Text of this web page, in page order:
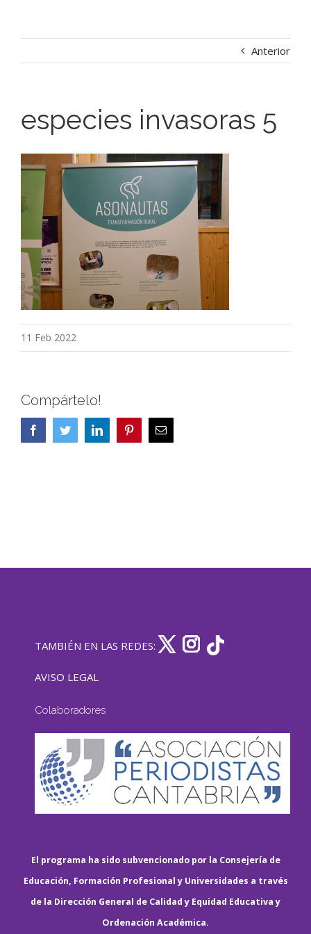
Anterior
especies invasoras 5
11 Feb 2022
Compártelo!
FacebookTwitterLinkedIn PinterestCorreo
electrónico
TAMBIÉN EN LAS REDES:
AVISO LEGAL
Colaboradores
El programa ha sido subvencionado por la Consejería de
Educación, Formación Profesional y Universidades a través
de la Dirección General de Calidad y Equidad Educativa y
Ordenación Académica.